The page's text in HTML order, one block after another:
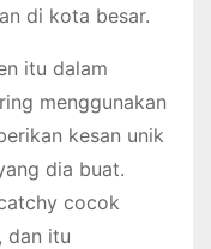
di kota besar.
itu dalam
menggunakan
kesan unik
dia buat.
cocok
dan itu